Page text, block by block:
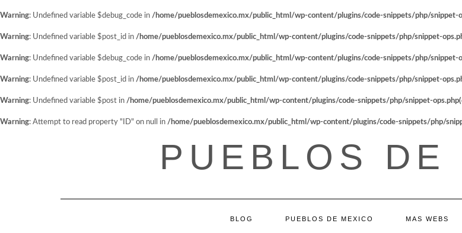
Warning: Undefined variable $debug_code in /home/pueblosdemexico.mx/public_html/wp-content/plugins/code-snippets/php/snippet-
Warning: Undefined variable $post_id in /home/pueblosdemexico.mx/public_html/wp-content/plugins/code-snippets/php/snippet-
Warning: Undefined variable $debug_code in /home/pueblosdemexico.mx/public_html/wp-content/plugins/code-snippets/php/snippet-
Warning: Undefined variable $post_id in /home/pueblosdemexico.mx/public_html/wp-content/plugins/code-snippets/php/snippet-
Warning: Undefined variable $post in /home/pueblosdemexico.mx/public_html/wp-content/plugins/code-snippets/php/snippet-
Warning: Attempt to read property "ID" on null in /home/pueblosdemexico.mx/public_html/wp-content/plugins/code-snippets/php/
PUEBLOS DE
BLOG PUEBLOS DE MEXICO MAS WEBS